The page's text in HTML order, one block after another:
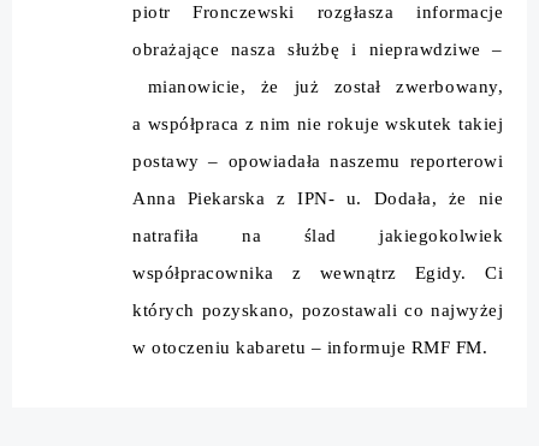
piotr Fronczewski rozgłasza informacje
obrażające nasza służbę i nieprawdziwe –
mianowicie, że już został zwerbowany,
a współpraca z nim nie rokuje wskutek takiej
postawy – opowiadała naszemu reporterowi
Anna Piekarska z IPN- u. Dodała, że nie
natrafiła na ślad jakiegokolwiek
współpracownika z wewnątrz Egidy. Ci
których pozyskano, pozostawali co najwyżej
w otoczeniu kabaretu – informuje RMF FM.